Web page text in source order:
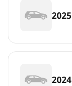
2025
2024